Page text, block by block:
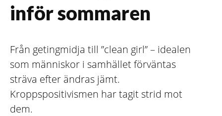
inför sommaren
Från getingmidja till ”clean girl” – idealen
som människor i samhället förväntas
sträva efter ändras jämt.
Kroppspositivismen har tagit strid mot
dem.